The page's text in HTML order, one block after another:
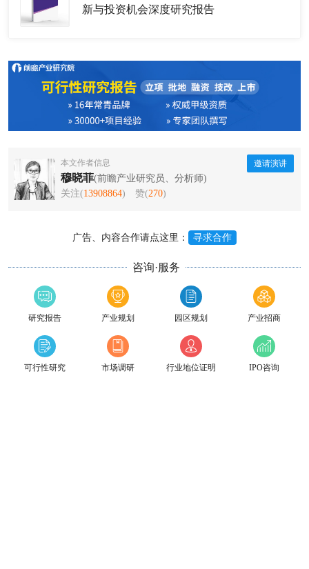
新与投资机会深度研究报告
本文作者信息
穆晓菲(前瞻产业研究员、分析师)
关注(13908864) 赞(270)
邀请演讲
广告、内容合作请点这里： 寻求合作
咨询·服务
研究报告 产业规划 园区规划 产业招商
可行性研究 市场调研 行业地位证明 IPO咨询